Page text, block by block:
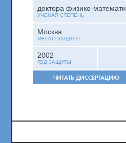
доктора физико-
УЧЕНАЯ СТЕПЕНЬ
Москва
МЕСТО ЗАЩИТЫ
2002
ГОД ЗАЩИТЫ
ЧИТАТЬ ДИССЕРТАЦИЮ